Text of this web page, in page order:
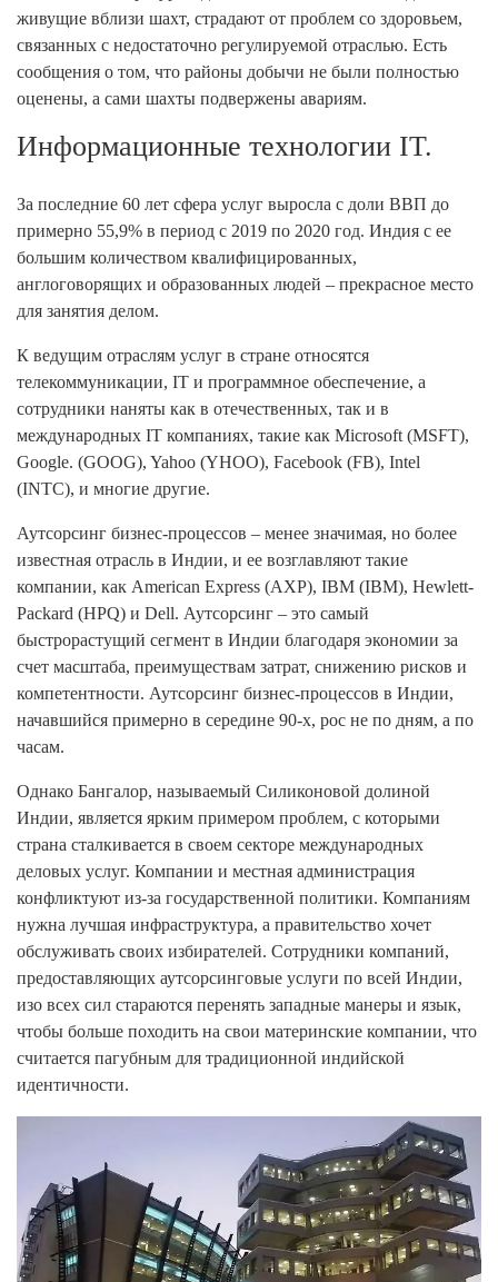
живущие вблизи шахт, страдают от проблем со здоровьем,
связанных с недостаточно регулируемой отраслью. Есть
сообщения о том, что районы добычи не были полностью
оценены, а сами шахты подвержены авариям.
Информационные технологии IT.
За последние 60 лет сфера услуг выросла с доли ВВП до
примерно 55,9% в период с 2019 по 2020 год. Индия с ее
большим количеством квалифицированных,
англоговорящих и образованных людей – прекрасное место
для занятия делом.
К ведущим отраслям услуг в стране относятся
телекоммуникации, IT и программное обеспечение, а
сотрудники наняты как в отечественных, так и в
международных IT компаниях, такие как Microsoft (MSFT),
Google. (GOOG), Yahoo (YHOO), Facebook (FB), Intel
(INTC), и многие другие.
Аутсорсинг бизнес-процессов – менее значимая, но более
известная отрасль в Индии, и ее возглавляют такие
компании, как American Express (AXP), IBM (IBM), Hewlett-
Packard (HPQ) и Dell. Аутсорсинг – это самый
быстрорастущий сегмент в Индии благодаря экономии за
счет масштаба, преимуществам затрат, снижению рисков и
компетентности. Аутсорсинг бизнес-процессов в Индии,
начавшийся примерно в середине 90-х, рос не по дням, а по
часам.
Однако Бангалор, называемый Силиконовой долиной
Индии, является ярким примером проблем, с которыми
страна сталкивается в своем секторе международных
деловых услуг. Компании и местная администрация
конфликтуют из-за государственной политики. Компаниям
нужна лучшая инфраструктура, а правительство хочет
обслуживать своих избирателей. Сотрудники компаний,
предоставляющих аутсорсинговые услуги по всей Индии,
изо всех сил стараются перенять западные манеры и язык,
чтобы больше походить на свои материнские компании, что
считается пагубным для традиционной индийской
идентичности.